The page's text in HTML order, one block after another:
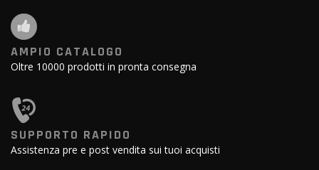
AMPIO CATALOGO
Oltre 10000 prodotti in pronta consegna
SUPPORTO RAPIDO
Assistenza pre e post vendita sui tuoi acquisti